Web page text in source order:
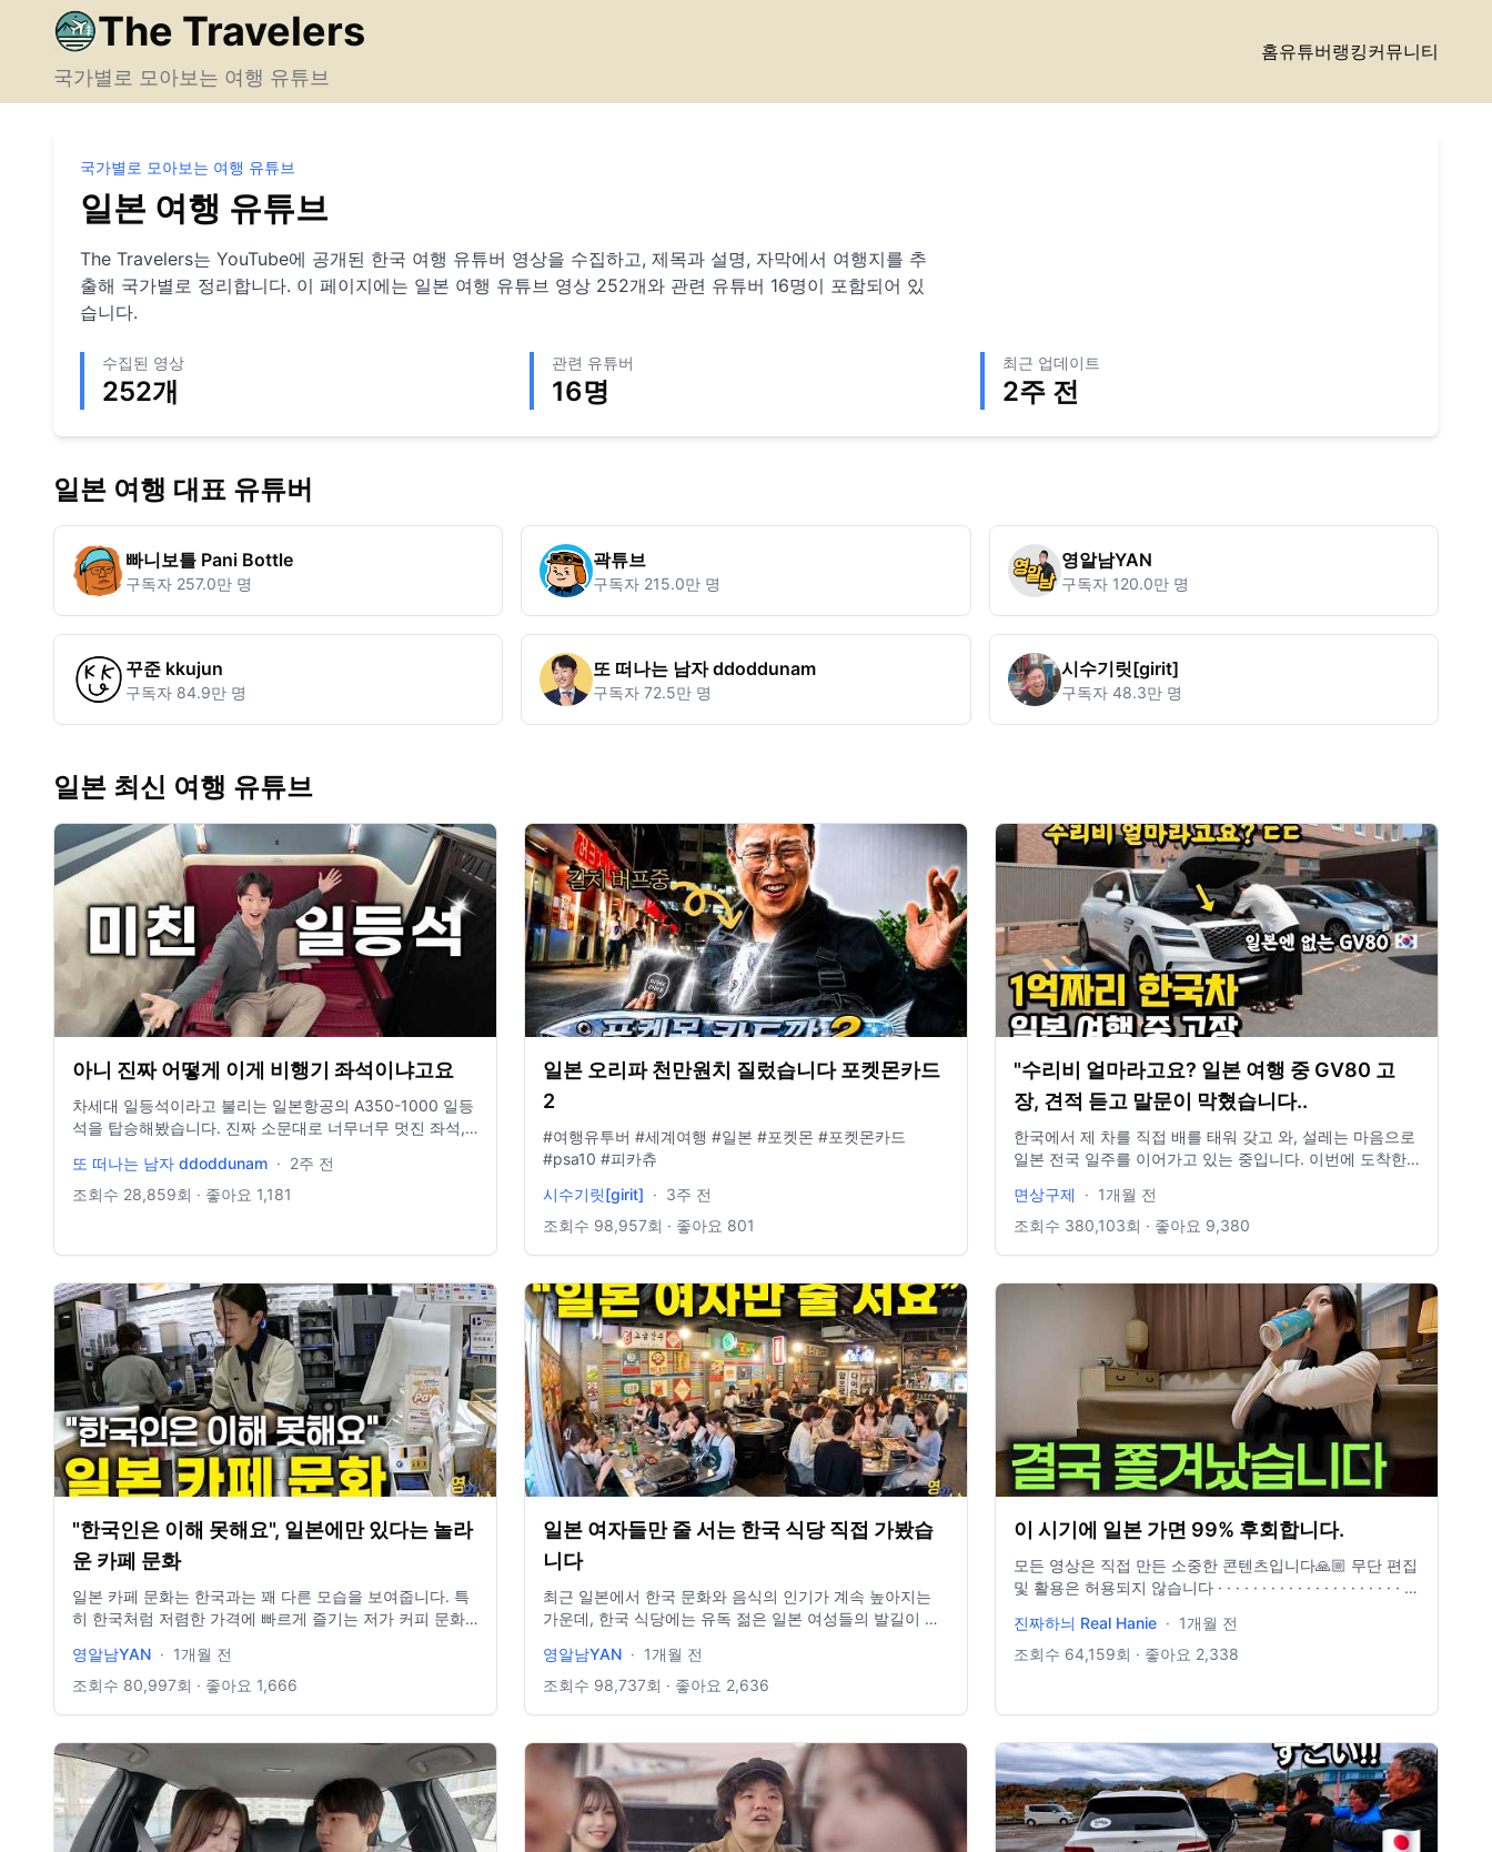
The Travelers
국가별로 모아보는 여행 유튜브
홈유튜버랭킹커뮤니티
국가별로 모아보는 여행 유튜브
일본 여행 유튜브
The Travelers는 YouTube에 공개된 한국 여행 유튜버 영상을 수집하고, 제목과 설명, 자막에서 여행지를 추
출해 국가별로 정리합니다. 이 페이지에는 일본 여행 유튜브 영상 252개와 관련 유튜버 16명이 포함되어 있
습니다.
수집된 영상
252개
관련 유튜버
16명
최근 업데이트
2주 전
일본 여행 대표 유튜버
빠니보틀 Pani Bottle
구독자 257.0만 명
곽튜브
구독자 215.0만 명
영알남YAN
구독자 120.0만 명
꾸준 kkujun
구독자 84.9만 명
또 떠나는 남자 ddoddunam
구독자72.5만 명
시수기릿[girit]
구독자 48.3만 명
일본 최신 여행 유튜브
아니 진짜 어떻게 이게 비행기 좌석이냐고요
차세대 일등석이라고 불리는 일본항공의 A350-1000 일등
석을 탑승해봤습니다. 진짜 소문대로 너무너무 멋진 좌석,
됐는데요. 앞으로 항공업계에 일등석에 대한 나아갈 길을
보여주는 듯한 일본항공의 일등석. 영상에서 확인하세요! #
시아 마일즈 135,000마일 + 세금 405,163원 ◆또떠남 인
스타그램 https://www.instagram.com/ddoddunam ◆또
떠남 네이버블로그
https://blog.naver.com/jaden365viaje ◆비즈니스 문의
ddoddunam@gmail.com ---------------------------------
-------------------------------------------------------------
--------------------- ◆Time stamp 0:00 Intro 00:15 일본
항공 A350-1000 일등석 소개 00:41 공항 체크인 01:51 일
본항공 일등석 라운지 04:37 일등석 탑승 05:32 일등석 좌
석 소개 09:24 정통 일식 기내식 14:27 침대로 변신 16:16
일등석 어메니티 파우치 17:37 두 번째 식사 20:10 마일리
또 떠나는 남자 ddoddunam · 2주 전
조회수 28,859회 · 좋아요 1,181
일본 오리파 천만원치 질렀습니다 포켓몬카드
2
#여행유투버 #세계여행 #일본 #포켓몬 #포켓몬카드
#psa10 #피카츄
시수기릿[girit] · 3주 전
조회수 98,957회 · 좋아요 801
"수리비 얼마라고요? 일본 여행 중 GV80 고
장, 견적 듣고 말문이 막혔습니다..
한국에서 제 차를 직접 배를 태워 갖고 와, 설레는 마음으로
일본 전국 일주를 이어가고 있는 중입니다. 이번에 도착한
도 잠시, 일본에는 정식 출시조차 되지 않아 부품도, 서비스
센터도 없는 제 GV80의 배터리가 완벽하게 방전되어 버렸
이번에도 무사히 위기를 넘길 수 있을까요? 짜릿하고도 감
동적이었던 시즈오카에서의 리얼 방전 생존기! 영상으로 함
께 확인해 주세요. 오늘도 시청해 주셔서 감사합니다! #일
본여행 #GV80 #일본자동차여행 #일본소도시 #일본시골
#일본렌터카여행 #내차로일본여행
▬▬▬▬▬▬▬▬▬▬▬▬▬▬▬▬▬▬▬▬▬▬▬▬▬▬
📩 비즈니스 및 협업 문의 gujeface12@gmail.com 📷 면상
구제 인스타그램 https://www.instagram.com/gujeface1
▬▬▬▬▬▬▬▬▬▬▬▬▬▬▬▬▬▬▬▬▬▬▬▬▬▬
▬▬▬▬▬사용하시려면 아래의 출처를 남겨주셔야 합니다
First Flight - ￼ • [브금대통령] (귀여움/아기자기/Fun) First
Flight [무료음악/... 🎵Music provided by 브금대통령
🎵Track : 강아지같아 - • [Royalty Free Music] Like a
🎵Track : 도둑의 계획 - ￼ • [브금대통령] (코믹/살금살
금/Quirky) 도둑의 계획/Thief's Pl...
면상구제 · 1개월 전
조회수 380,103회 · 좋아요 9,380
"한국인은 이해 못해요", 일본에만 있다는 놀라
운 카페 문화
일본 카페 문화는 한국과는 꽤 다른 모습을 보여줍니다. 특
히 한국처럼 저렴한 가격에 빠르게 즐기는 저가 커피 문화
일본 카페 문화는 한국과 무엇이 다를까요? 일본 여행을 계
획하고 계시거나 한일 카페 문화의 차이가 궁금하셨다면 영
영알남YAN · 1개월 전
조회수 80,997회 · 좋아요 1,666
일본 여자들만 줄 서는 한국 식당 직접 가봤습
니다
최근 일본에서 한국 문화와 음식의 인기가 계속 높아지는
가운데, 한국 식당에는 유독 젊은 일본 여성들의 발길이 이
결혼에 관심을 갖는 사람들도 적지 않다는 이야기가 나오고
있는데요. 그래서 직접 일본의 한 한국 식당을 찾아가 현지
기를 생생하게 담았습니다. 영상에서 함께 확인해보시죠!
항상 감사합니다. 정말 열심히 하겠습니다. ----------------
--------------------------------------------------- 🦀영알남
x밥순삭꽃게야 행사 이벤트🦀 ➡️밥순삭꽃게야 구매링크⬅️
https://bobsoonsak.cafe24.com/product/detail.html?
영알남YAN · 1개월 전
조회수 98,737회 · 좋아요 2,636
이 시기에 일본 가면 99% 후회합니다.
모든 영상은 직접 만든 소중한 콘텐츠입니다🙏🏼 무단 편집
및 활용은 허용되지 않습니다 · · · · · · · · · · · · · · · · · · · · · · ·
🤠 https://youtube.com/playlist?
https://www.instagram.com/ranie__ee/ #여행 #여행유튜
버 #여행브이로그
진짜하늬 Real Hanie · 1개월 전
조회수 64,159회 · 좋아요 2,338